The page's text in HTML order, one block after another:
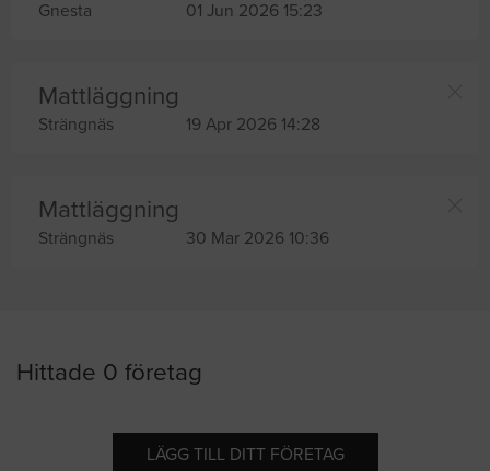
Gnesta 01 Jun 2026 15:23
Mattläggning
Strängnäs 19 Apr 2026 14:28
Mattläggning
Strängnäs 30 Mar 2026 10:36
Hittade 0 företag
LÄGG TILL DITT FÖRETAG